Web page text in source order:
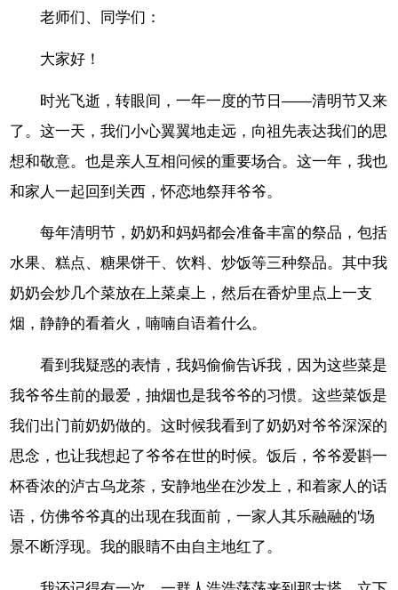
老师们、同学们：
大家好！
时光飞逝，转眼间，一年一度的节日——清明节又来
了。这一天，我们小心翼翼地走远，向祖先表达我们的思
想和敬意。也是亲人互相问候的重要场合。这一年，我也
和家人一起回到关西，怀恋地祭拜爷爷。
每年清明节，奶奶和妈妈都会准备丰富的祭品，包括
水果、糕点、糖果饼干、饮料、炒饭等三种祭品。其中我
奶奶会炒几个菜放在上菜桌上，然后在香炉里点上一支
烟，静静的看着火，喃喃自语着什么。
看到我疑惑的表情，我妈偷偷告诉我，因为这些菜是
我爷爷生前的最爱，抽烟也是我爷爷的习惯。这些菜饭是
我们出门前奶奶做的。这时候我看到了奶奶对爷爷深深的
思念，也让我想起了爷爷在世的时候。饭后，爷爷爱斟一
杯香浓的泸古乌龙茶，安静地坐在沙发上，和着家人的话
语，仿佛爷爷真的出现在我面前，一家人其乐融融的'场
景不断浮现。我的眼睛不由自主地红了。